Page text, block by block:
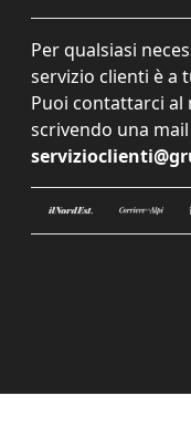
Per qualsiasi
servizio clienti è a
Puoi contattarci al
scrivendo una mail